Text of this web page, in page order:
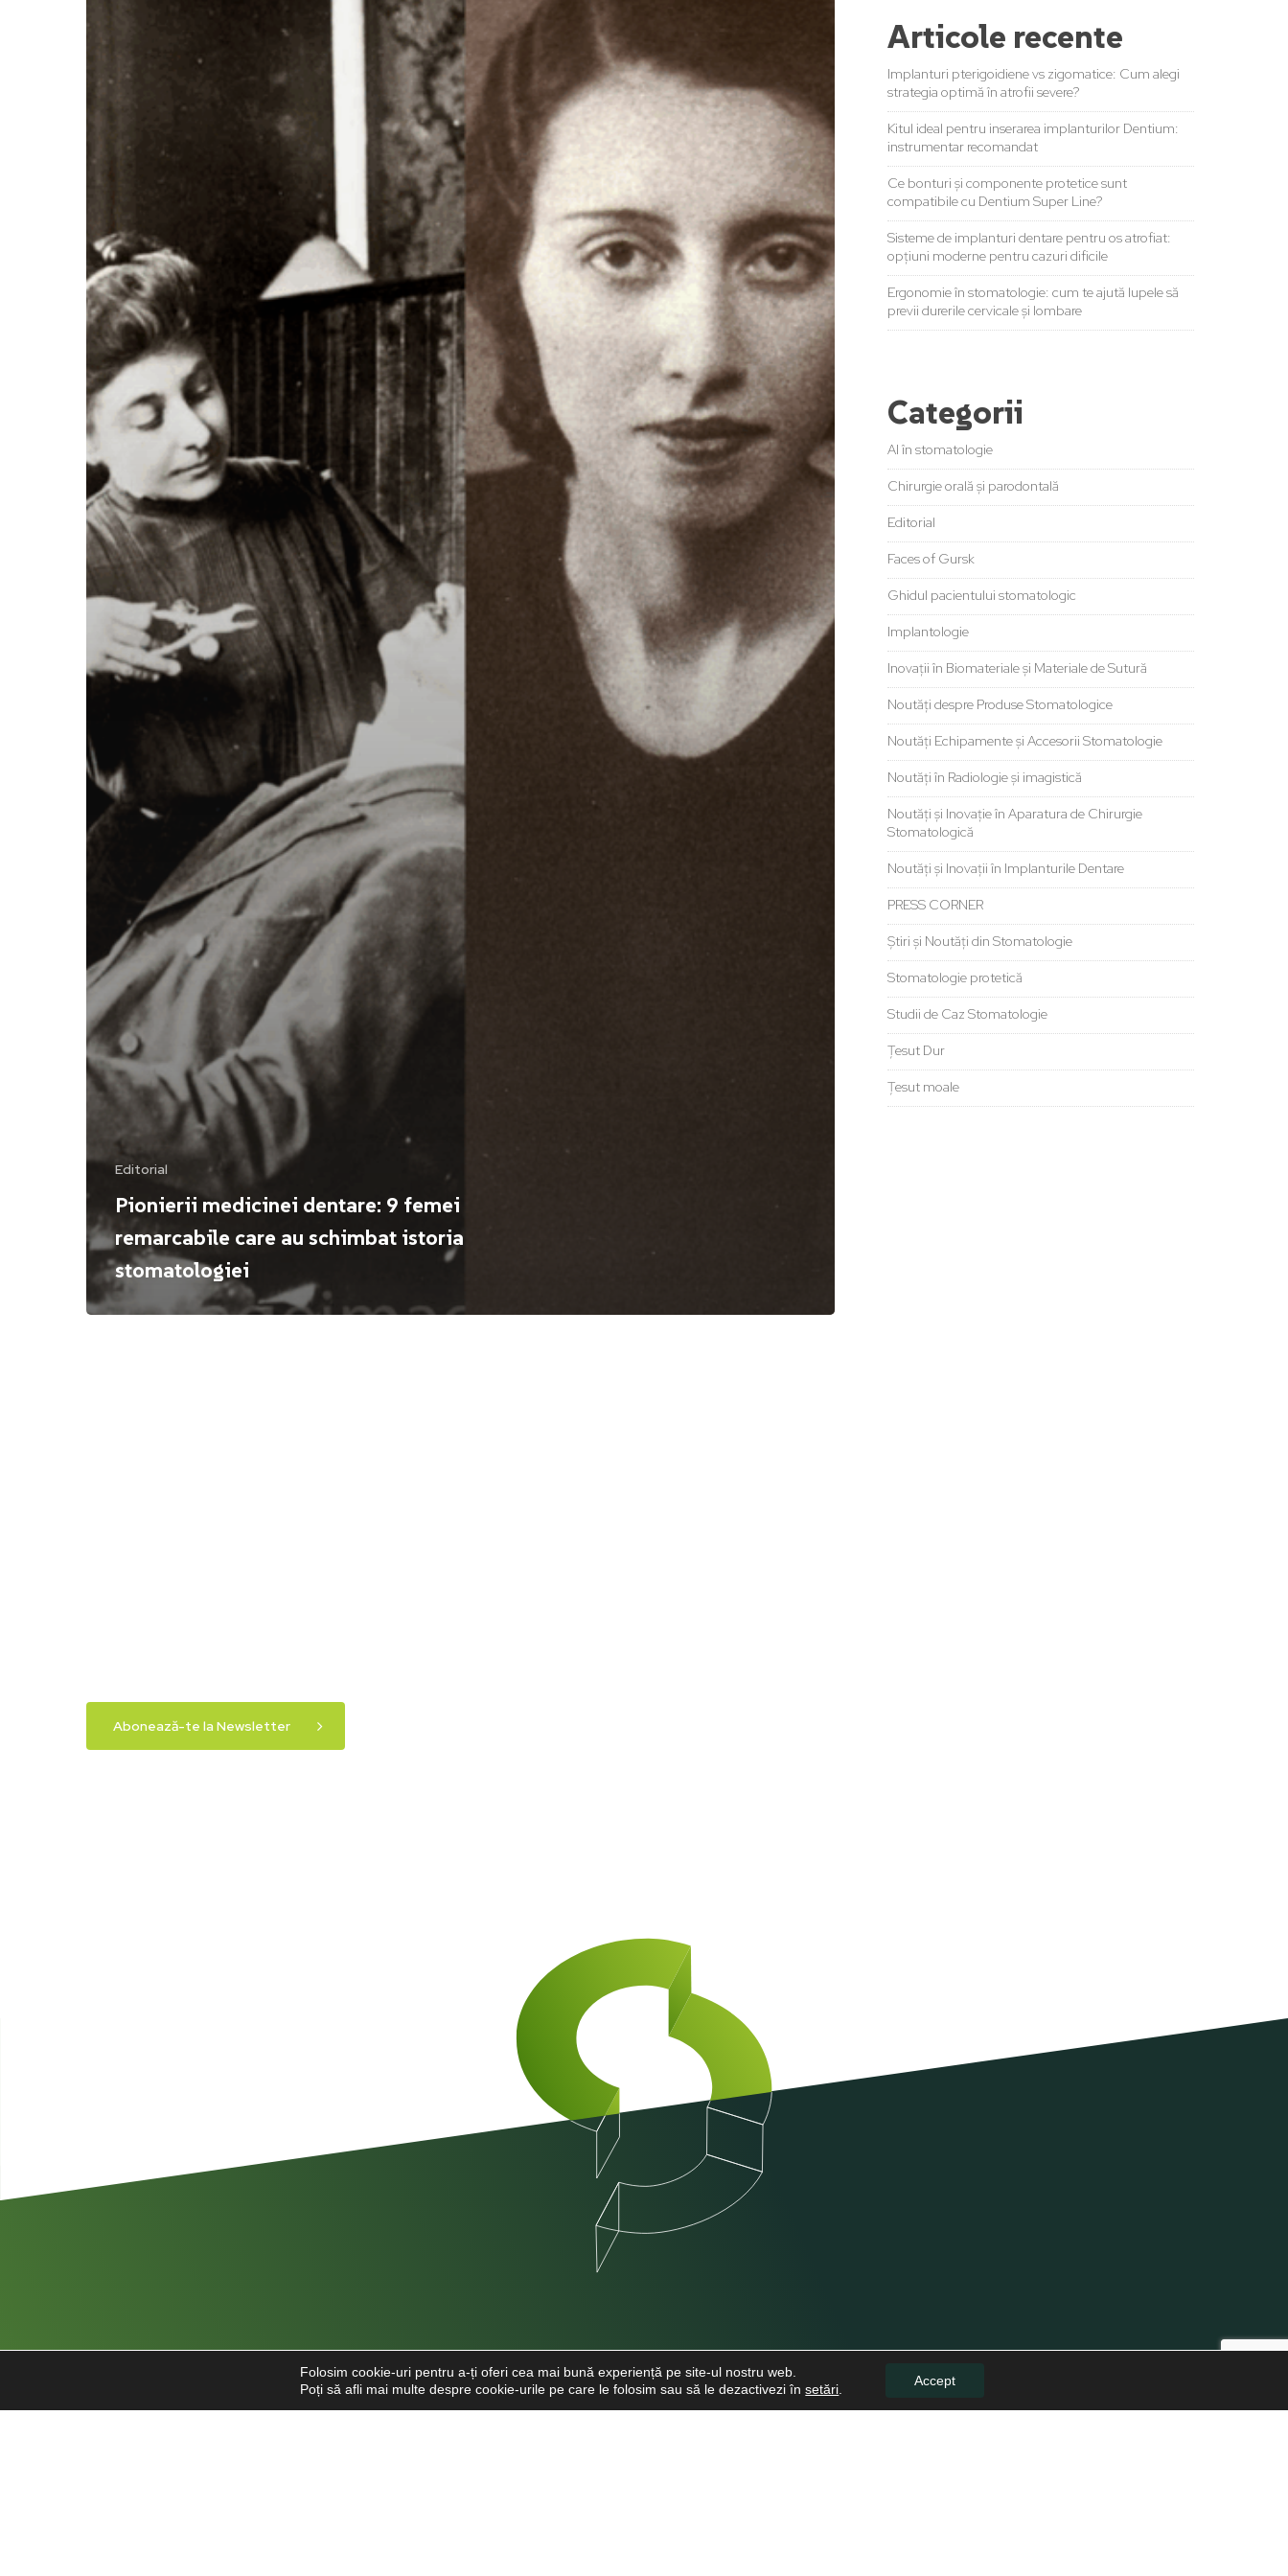
Hit enter to search or ESC to close
Editorial
Pionierii medicinei dentare: 9 femei
remarcabile care au schimbat istoria
stomatologiei
Articole recente
Implanturi pterigoidiene vs zigomatice: Cum alegi
strategia optimă în atrofii severe?
Kitul ideal pentru inserarea implanturilor Dentium:
instrumentar recomandat
Ce bonturi și componente protetice sunt
compatibile cu Dentium Super Line?
Sisteme de implanturi dentare pentru os atrofiat:
opțiuni moderne pentru cazuri dificile
Ergonomie în stomatologie: cum te ajută lupele să
previi durerile cervicale și lombare
Categorii
AI în stomatologie
Chirurgie orală și parodontală
Editorial
Faces of Gursk
Ghidul pacientului stomatologic
Implantologie
Inovații în Biomateriale și Materiale de Sutură
Noutăți despre Produse Stomatologice
Noutăți Echipamente și Accesorii Stomatologie
Noutăți în Radiologie și imagistică
Noutăți și Inovație în Aparatura de Chirurgie
Stomatologică
Noutăți și Inovații în Implanturile Dentare
PRESS CORNER
Știri și Noutăți din Stomatologie
Stomatologie protetică
Studii de Caz Stomatologie
Țesut Dur
Țesut moale
Abonează-te la Newsletter
Folosim cookie-uri pentru a-ți oferi cea mai bună experiență pe site-ul nostru web.
Poți să afli mai multe despre cookie-urile pe care le folosim sau să le dezactivezi însetări
Accept